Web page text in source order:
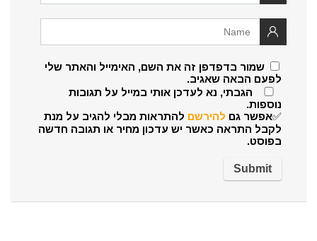
שמור בדפדפן זה את השם, האימייל והאתר שלי
לפעם הבאה שאגיב.
הגבתי, נא לעדכן אותי במייל על תגובות
נוספות.
✅אפשר גם להירשם להתראות מבלי להגיב על מנת
לקבל התראה כאשר יש עדכון מחיר או תגובה חדשה
בפוסט.